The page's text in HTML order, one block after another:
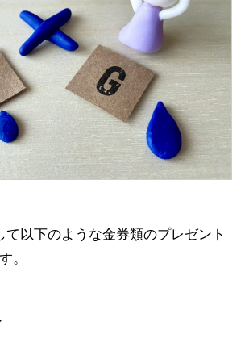
て以下のような金券類のプレゼント
。